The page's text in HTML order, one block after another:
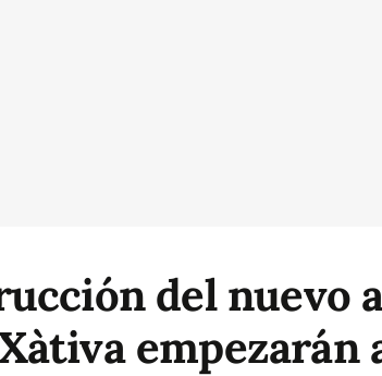
del nuevo
empezarán